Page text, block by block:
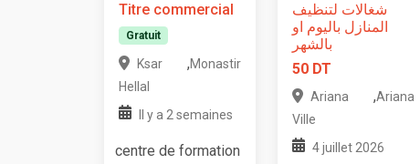
Titre commercial
Gratuit
Ksar
Hellal
,Monastir
Il y a 2 semaines
centre de formation
شغالات لتنظيف
المنازل باليوم او
بالشهر
50 DT
Ariana
Ville
,Ariana
4 juillet 2026